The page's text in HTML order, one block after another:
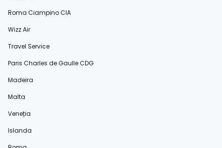
Roma Ciampino CIA
Wizz Air
Travel Service
Paris Charles de Gaulle CDG
Madeira
Malta
Veneția
Islanda